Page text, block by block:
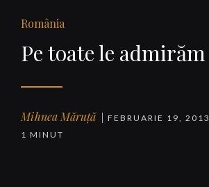
România
Pe toate le admirăm
Mihnea Măruță FEBRUARIE 19, 2013
1 MINUT